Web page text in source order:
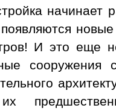
начинает
И это еще
сооружения